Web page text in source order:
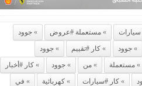
سيارات مستعملة #عروض
جوود
جوود كار #تقييم
جوود
مستعملة من جوود
كار #أخبار
كار #سيارات كهربائية
في